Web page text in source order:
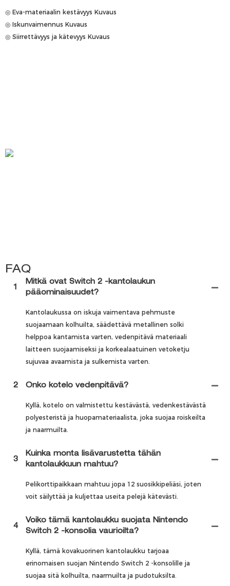
◎ Eva-materiaalin kestävyys Kuvaus
◎ Iskunvaimennus Kuvaus
◎ Siirrettävyys ja kätevyys Kuvaus
FAQ
1
Mitkä ovat Switch 2 -kantolaukun
pääominaisuudet?
Kantolaukussa on iskuja vaimentava pehmuste
suojaamaan kolhuilta, säädettävä metallinen solki
helppoa kantamista varten, vedenpitävä materiaali
laitteen suojaamiseksi ja korkealaatuinen vetoketju
sujuvaa avaamista ja sulkemista varten.
2 Onko kotelo vedenpitävä?
Kyllä, kotelo on valmistettu kestävästä, vedenkestävästä
polyesteristä ja huopamateriaalista, joka suojaa roiskeilta
ja naarmuilta.
3
Kuinka monta lisävarustetta tähän
kantolaukkuun mahtuu?
Pelikorttipaikkaan mahtuu jopa 12 suosikkipeliäsi, joten
voit säilyttää ja kuljettaa useita pelejä kätevästi.
4
Voiko tämä kantolaukku suojata Nintendo
Switch 2 -konsolia vaurioilta?
Kyllä, tämä kovakuorinen kantolaukku tarjoaa
erinomaisen suojan Nintendo Switch 2 -konsolille ja
suojaa sitä kolhuilta, naarmuilta ja pudotuksilta.